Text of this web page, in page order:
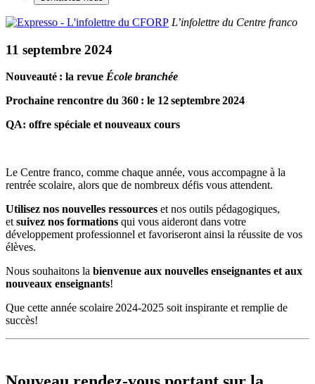
L’infolettre du Centre franco
11 septembre 2024
Nouveauté : la revue École branchée
Prochaine rencontre du 360 : le 12 septembre 2024
QA: offre spéciale et nouveaux cours
Le Centre franco, comme chaque année, vous accompagne à la
rentrée scolaire, alors que de nombreux défis vous attendent.
Utilisez nos nouvelles ressources et nos outils pédagogiques,
etsuivez nos formations qui vous aideront dans votre
développement professionnel et favoriseront ainsi la réussite de vos
élèves.
Nous souhaitons la bienvenue aux nouvelles enseignantes et aux
nouveaux enseignants!
Que cette année scolaire 2024-2025 soit inspirante et remplie de
succès!